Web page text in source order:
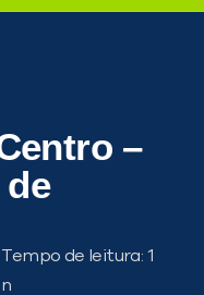
–
Tempo de leitura: